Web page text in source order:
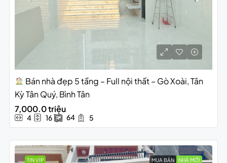
Bán nhà đẹp 5 tầng – Full nội thất – Gò Xoài, Tân
Kỳ Tân Quý, Bình Tân
7,000.0 triệu
4 16 64 5
TIN VIP MUA BÁN NHÀ MỚI